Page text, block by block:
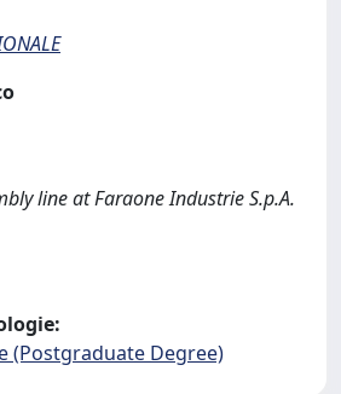
line at Faraone Industrie S.p.A.
(Postgraduate Degree)